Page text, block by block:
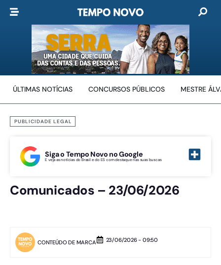
ÚLTIMAS NOTÍCIAS CONCURSOS PÚBLICOS MESTRE
PUBLICIDADE LEGAL
Siga o Tempo Novo no Google
E veja as notícias do Brasil e do ES com destaque nas suas buscas
Comunicados – 23/06/2026
CONTEÚDO DE MARCA 23/06/2026 - 09:50